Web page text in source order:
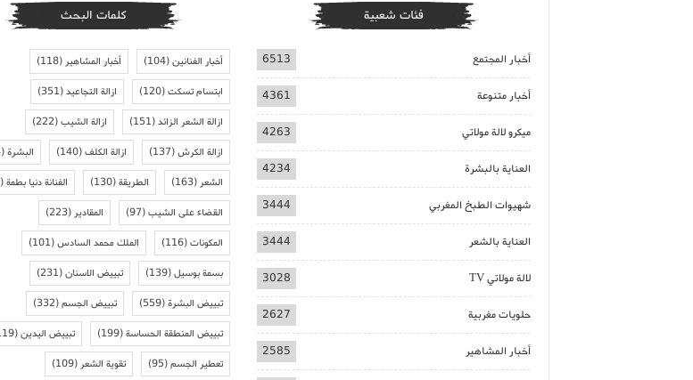
فئات شعبية
أخبار المجتمع 6513
أخبار متنوعة 4361
ميكرو لالة مولاتي 4263
العناية بالبشرة 4234
شهيوات الطبخ المغربي 3444
العناية بالشعر 3444
لالة مولاتي TV 3028
حلويات مغربية 2627
أخبار المشاهير 2585
كلمات البحث
أخبار الفنانين(104) أخبار المشاهير(118)
ابتسام تسكت(120) ازالة التجاعيد(351)
ازالة الشعر الزائد(151) ازالة الشيب(222)
ازالة الكرش(137) ازالة الكلف(140) البشرة(194)
الشعر(163) الطريقة(130) الفنانة دنيا بطمة(142)
القضاء على الشيب(97) المقادير(223)
المكونات(116) الملك محمد السادس(101)
بسمة بوسيل(139) تبييض الاسنان(231)
تبييض البشرة(559) تبييض الجسم(332)
تبييض المنطقة الحساسة(199) تبييض اليدين(119)
تعطير الجسم(95) تقوية الشعر(109)